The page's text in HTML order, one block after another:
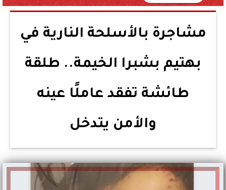
مشاجرة بالأسلحة النارية في
بهتيم بشبرا الخيمة.. طلقة
طائشة تفقد عاملًا عينه
والأمن يتدخل